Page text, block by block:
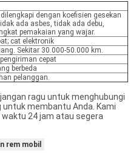
dengan koefisien gesekan
ada asbes, tidak ada debu,
pemakaian yang wajar.
cat elektronik
Sekitar 30.000-50.000 km.
cepat
berbeda
pelanggan.
ragu untuk menghubungi
untuk membantu Anda. Kami
24 jam atau segera
rem mobil